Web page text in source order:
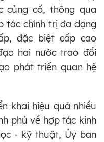
củng cố, thông qua
tác chính trị đa dạng
đặc biệt cấp cao
hai nước trao đổi
phát triển quan hệ
khai hiệu quả nhiều
phủ về hợp tác kinh
- kỹ thuật, Ủy ban